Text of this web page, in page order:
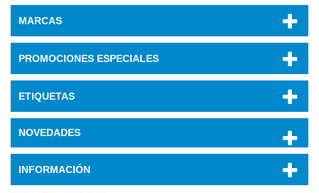
MARCAS
PROMOCIONES ESPECIALES
ETIQUETAS
NOVEDADES
INFORMACIÓN